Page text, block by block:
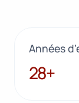
Années
28+
28+